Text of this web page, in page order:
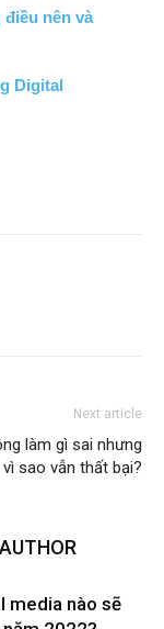
nên và
Digital
Next article
làm gì sai nhưng
vì sao vẫn thất bại?
media nào sẽ